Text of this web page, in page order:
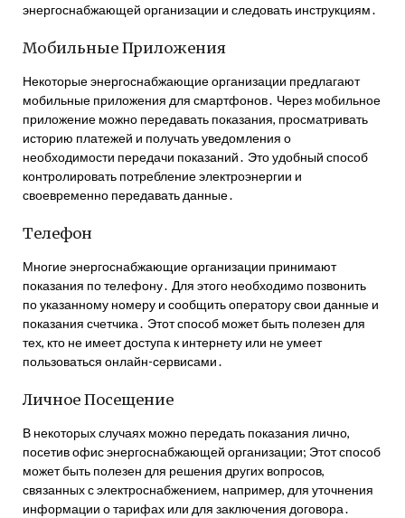
энергоснабжающей организации и следовать инструкциям․
Мобильные Приложения
Некоторые энергоснабжающие организации предлагают
мобильные приложения для смартфонов․ Через мобильное
приложение можно передавать показания, просматривать
историю платежей и получать уведомления о
необходимости передачи показаний․ Это удобный способ
контролировать потребление электроэнергии и
своевременно передавать данные․
Телефон
Многие энергоснабжающие организации принимают
показания по телефону․ Для этого необходимо позвонить
по указанному номеру и сообщить оператору свои данные и
показания счетчика․ Этот способ может быть полезен для
тех, кто не имеет доступа к интернету или не умеет
пользоваться онлайн-сервисами․
Личное Посещение
В некоторых случаях можно передать показания лично,
посетив офис энергоснабжающей организации; Этот способ
может быть полезен для решения других вопросов,
связанных с электроснабжением, например, для уточнения
информации о тарифах или для заключения договора․